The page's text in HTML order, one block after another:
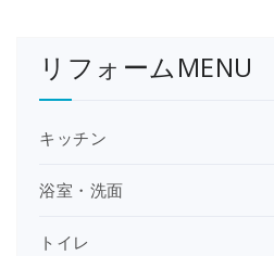
リフォームMENU
キッチン
浴室・洗面
トイレ